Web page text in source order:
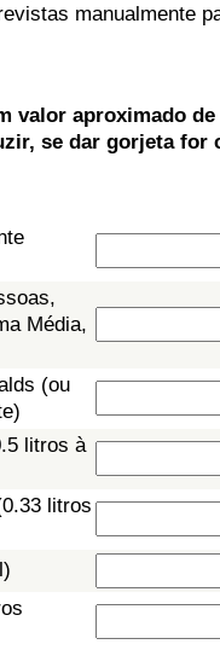
manualmente
valor aproximado
se dar gorjeta for
Média,
(ou
litros à
litros
por país
(Atual)
por País
(Atual)
por País